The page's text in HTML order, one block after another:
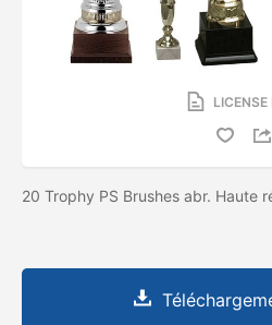
LICENSE
20 Trophy PS Brushes abr. Haute